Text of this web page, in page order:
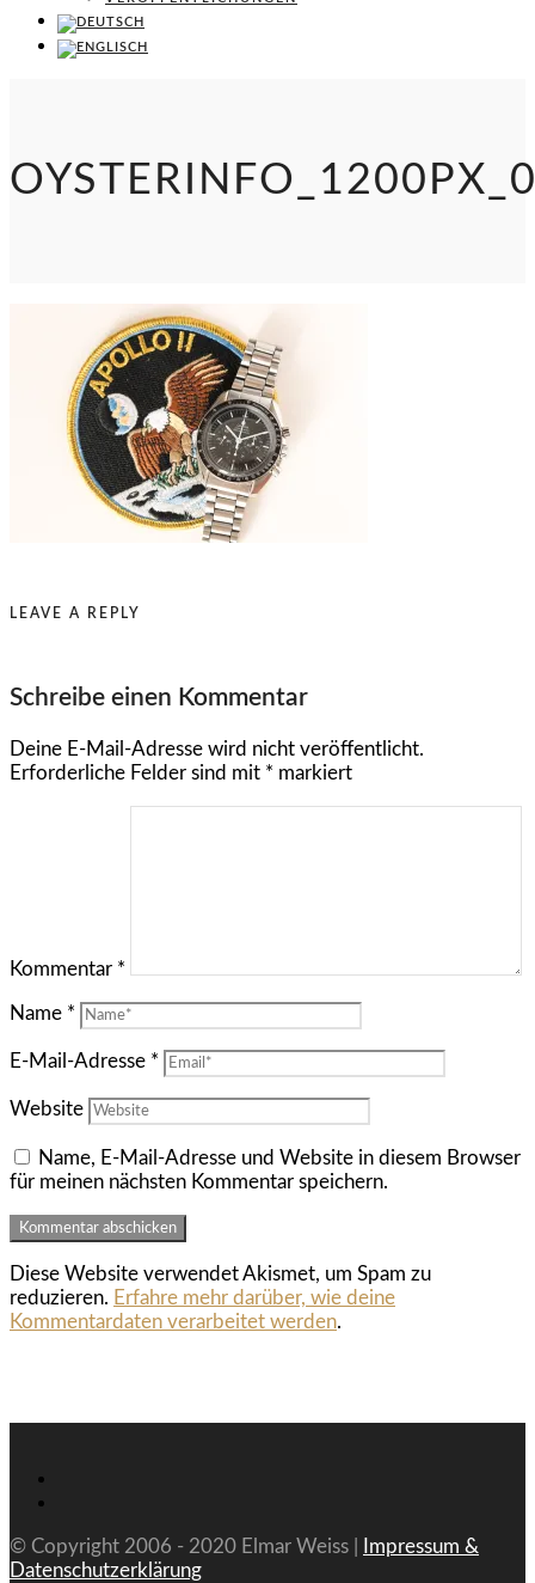
LEAVE A REPLY
Schreibe einen Kommentar
Deine E-Mail-Adresse wird nicht veröffentlicht.
Erforderliche Felder sind mit * markiert
Kommentar *
Name *
E-Mail-Adresse *
Website
Name, E-Mail-Adresse und Website in diesem Browser
für meinen nächsten Kommentar speichern.
Diese Website verwendet Akismet, um Spam zu
reduzieren. Erfahre mehr darüber, wie deine
Kommentardaten verarbeitet werden.
© Copyright 2006 - 2020 Elmar Weiss |
Impressum &
Datenschutzerklärung